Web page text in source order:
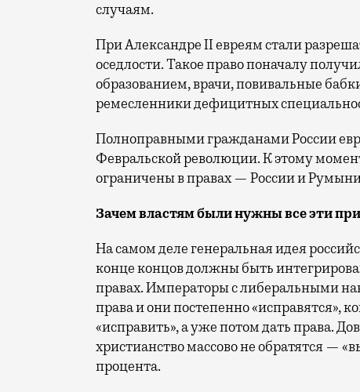
случаям.
При Александре II евреям стали
оседлости. Такое право поначалу
образованием, врачи, повивальные
ремесленники дефицитных
Полноправными гражданами России
Февральской революции. К этому
ограничены в правах — России и
Зачем властям были нужны все эти
На самом деле генеральная идея
конце концов должны быть
правах. Императоры с либеральными
права и они постепенно «исправятся»,
«исправить», а уже потом дать права.
христианство массово не обратятся —
процента.